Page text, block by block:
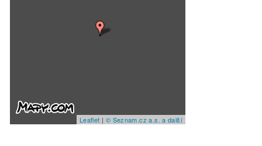
Leaflet | © Seznam.cz a.s. a další